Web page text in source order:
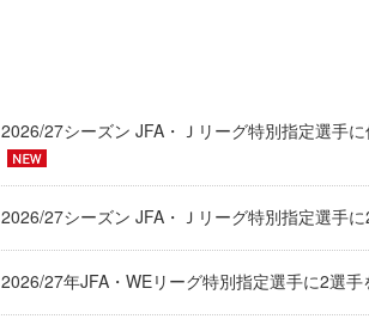
2026/27シーズン JFA・Ｊリーグ特別指定選手
2026/27シーズン JFA・Ｊリーグ特別指定選手
2026/27年JFA・WEリーグ特別指定選手に2選手